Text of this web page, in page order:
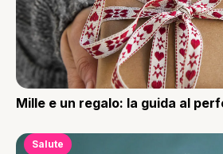
Mille e un regalo: la guida al
Salute